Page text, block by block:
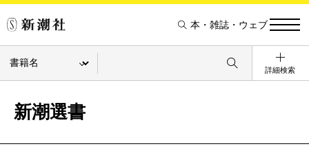
本・雑誌・ウェブ
詳細検索
新潮選書